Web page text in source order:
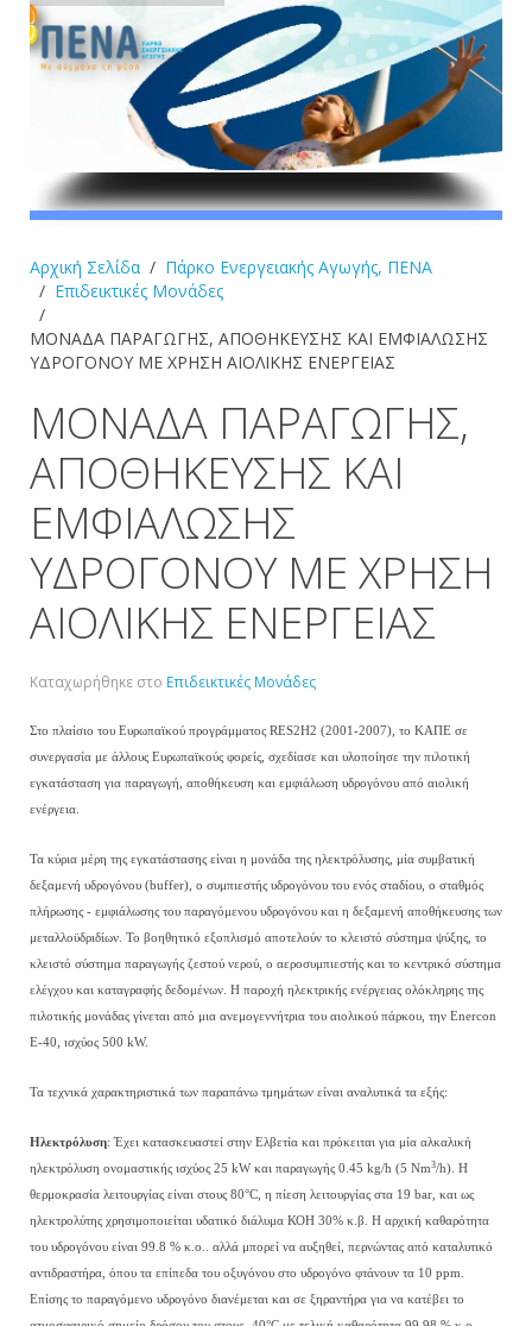
Αρχική Σελίδα
Πάρκο Ενεργειακής Αγωγής, ΠΕΝΑ
Επιδεικτικές Μονάδες
ΜΟΝΑΔΑ ΠΑΡΑΓΩΓΗΣ, ΑΠΟΘΗΚΕΥΣΗΣ ΚΑΙ ΕΜΦΙΑΛΩΣΗΣ
ΥΔΡΟΓΟΝΟΥ ΜΕ ΧΡΗΣΗ ΑΙΟΛΙΚΗΣ ΕΝΕΡΓΕΙΑΣ
ΜΟΝΑΔΑ ΠΑΡΑΓΩΓΗΣ,
ΑΠΟΘΗΚΕΥΣΗΣ ΚΑΙ
ΕΜΦΙΑΛΩΣΗΣ
ΥΔΡΟΓΟΝΟΥ ΜΕ ΧΡΗΣΗ
ΑΙΟΛΙΚΗΣ ΕΝΕΡΓΕΙΑΣ
Καταχωρήθηκε στο Επιδεικτικές Μονάδες
Στο πλαίσιο του Ευρωπαϊκού προγράμματος RES2H2 (2001-2007), το ΚΑΠΕ σε
συνεργασία με άλλους Ευρωπαϊκούς φορείς, σχεδίασε και υλοποίησε την πιλοτική
εγκατάσταση για παραγωγή, αποθήκευση και εμφιάλωση υδρογόνου από αιολική
ενέργεια.
Τα κύρια μέρη της εγκατάστασης είναι η μονάδα της ηλεκτρόλυσης, μία συμβατική
δεξαμενή υδρογόνου (buffer), ο συμπιεστής υδρογόνου του ενός σταδίου, ο σταθμός
πλήρωσης - εμφιάλωσης του παραγόμενου υδρογόνου και η δεξαμενή αποθήκευσης των
μεταλλοϋδριδίων. Το βοηθητικό εξοπλισμό αποτελούν το κλειστό σύστημα ψύξης, το
κλειστό σύστημα παραγωγής ζεστού νερού, ο αεροσυμπιεστής και το κεντρικό σύστημα
ελέγχου και καταγραφής δεδομένων. Η παροχή ηλεκτρικής ενέργειας ολόκληρης της
πιλοτικής μονάδας γίνεται από μια ανεμογεννήτρια του αιολικού πάρκου, την Enercon
E-40, ισχύος 500 kW.
Τα τεχνικά χαρακτηριστικά των παραπάνω τμημάτων είναι αναλυτικά τα εξής:
Ηλεκτρόλυση: Έχει κατασκευαστεί στην Ελβετία και πρόκειται για μία αλκαλική
ηλεκτρόλυση ονομαστικής ισχύος 25 kW και παραγωγής 0.45 kg/h (5 Nm3/h). Η
θερμοκρασία λειτουργίας είναι στους 80°C, η πίεση λειτουργίας στα 19 bar, και ως
ηλεκτρολύτης χρησιμοποιείται υδατικό διάλυμα ΚΟΗ 30% κ.β. Η αρχική καθαρότητα
του υδρογόνου είναι 99.8 % κ.ο.. αλλά μπορεί να αυξηθεί, περνώντας από καταλυτικό
αντιδραστήρα, όπου τα επίπεδα του οξυγόνου στο υδρογόνο φτάνουν τα 10 ppm.
Επίσης το παραγόμενο υδρογόνο διανέμεται και σε ξηραντήρα για να κατέβει το